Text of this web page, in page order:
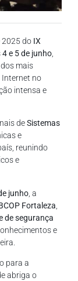
2025 do IX
4 e 5 de junho
dos mais
no
intensa e
deSistemas
e
reunindo
e
junho , a
Fortaleza
de segurança
e
para a
abriga o